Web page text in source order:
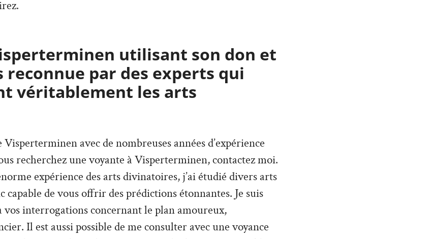
utilisant son don et
reconnue par des experts qui
véritablement les arts
Visperterminen avec de nombreuses années d’expérience
recherchez une voyante à Visperterminen, contactez moi.
expérience des arts divinatoires, j’ai étudié divers arts
capable de vous offrir des prédictions étonnantes. Je suis
vos interrogations concernant le plan amoureux,
Il est aussi possible de me consulter avec une voyance